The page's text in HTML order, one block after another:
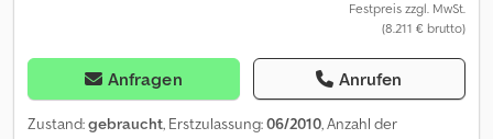
Festpreis zzgl. MwSt.
(8.211 € brutto)
Anfragen Anrufen
Zustand:gebraucht, Erstzulassung:06/2010, Anzahl der